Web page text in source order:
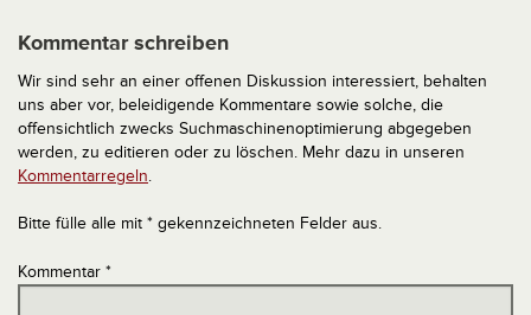
Kommentar schreiben
Wir sind sehr an einer offenen Diskussion interessiert, behalten
uns aber vor, beleidigende Kommentare sowie solche, die
offensichtlich zwecks Suchmaschinenoptimierung abgegeben
werden, zu editieren oder zu löschen. Mehr dazu in unseren
Kommentarregeln.
Bitte fülle alle mit * gekennzeichneten Felder aus.
Kommentar *